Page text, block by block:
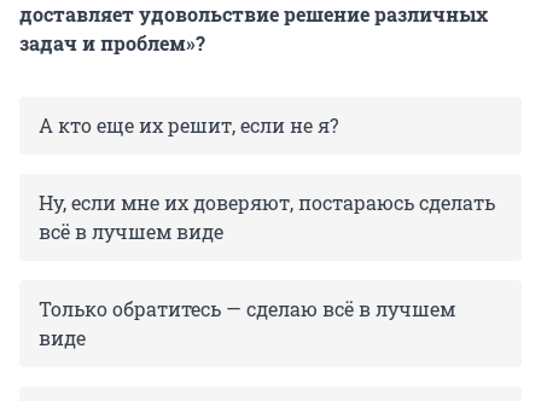
доставляет удовольствие решение различных
задач и проблем»?
А кто еще их решит, если не я?
Ну, если мне их доверяют, постараюсь сделать
всё в лучшем виде
Только обратитесь — сделаю всё в лучшем
виде